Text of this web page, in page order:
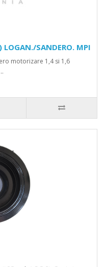
LOGAN./SANDERO. MPI
motorizare 1,4 si 1,6